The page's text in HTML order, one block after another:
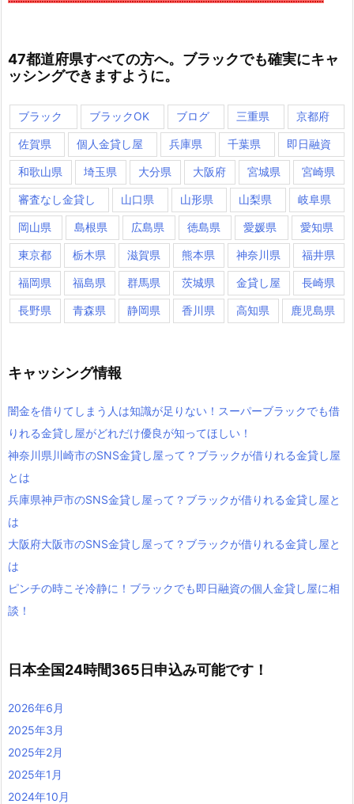
47都道府県すべての方へ。ブラックでも確実にキャ
ッシングできますように。
ブラック ブラックOK ブログ 三重県 京都府
佐賀県 個人金貸し屋 兵庫県 千葉県 即日融資
和歌山県 埼玉県 大分県 大阪府 宮城県 宮崎県
審査なし金貸し 山口県 山形県 山梨県 岐阜県
岡山県 島根県 広島県 徳島県 愛媛県 愛知県
東京都 栃木県 滋賀県 熊本県 神奈川県 福井県
福岡県 福島県 群馬県 茨城県 金貸し屋 長崎県
長野県 青森県 静岡県 香川県 高知県 鹿児島県
キャッシング情報
闇金を借りてしまう人は知識が足りない！スーパーブラックでも借
りれる金貸し屋がどれだけ優良が知ってほしい！
神奈川県川崎市のSNS金貸し屋って？ブラックが借りれる金貸し屋
とは
兵庫県神戸市のSNS金貸し屋って？ブラックが借りれる金貸し屋と
は
大阪府大阪市のSNS金貸し屋って？ブラックが借りれる金貸し屋と
は
ピンチの時こそ冷静に！ブラックでも即日融資の個人金貸し屋に相
談！
日本全国24時間365日申込み可能です！
2026年6月
2025年3月
2025年2月
2025年1月
2024年10月